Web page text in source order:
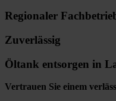
Regionaler
Zuverlässig
Öltank entsorgen in
Vertrauen Sie einem